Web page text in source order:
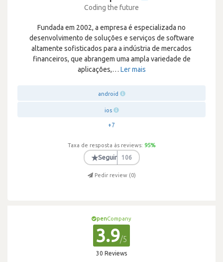
Coding the future
Fundada em 2002, a empresa é especializada no
desenvolvimento de soluções e serviços de software
altamente sofisticados para a indústria de mercados
financeiros, que abrangem uma ampla variedade de
aplicações,… Ler mais
android
ios
+7
Taxa de resposta às reviews: 95%
★Seguir 106
Pedir review (0)
penCompany
3.9/5
30 Reviews